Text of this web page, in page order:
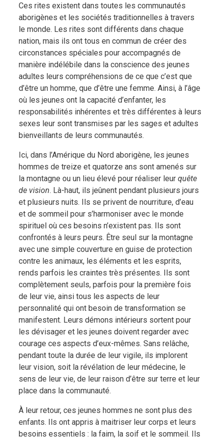
Ces rites existent dans toutes les communautés
aborigènes et les sociétés traditionnelles à travers
le monde. Les rites sont différents dans chaque
nation, mais ils ont tous en commun de créer des
circonstances spéciales pour accompagnés de
manière indélébile dans la conscience des jeunes
adultes leurs compréhensions de ce que c’est que
d’être un homme, que d’être une femme. Ainsi, à l’âge
où les jeunes ont la capacité d’enfanter, les
responsabilités inhérentes et très différentes à leurs
sexes leur sont transmises par les sages et adultes
bienveillants de leurs communautés.
Ici, dans l’Amérique du Nord aborigène, les jeunes
hommes de treize et quatorze ans sont amenés sur
la montagne ou un lieu élevé pour réaliser leur quête
de vision. Là-haut, ils jeûnent pendant plusieurs jours
et plusieurs nuits. Ils se privent de nourriture, d’eau
et de sommeil pour s’harmoniser avec le monde
spirituel où ces besoins n’existent pas. Ils sont
confrontés à leurs peurs. Être seul sur la montagne
avec une simple couverture en guise de protection
contre les animaux, les éléments et les esprits,
rends parfois les craintes très présentes. Ils sont
complètement seuls, parfois pour la première fois
de leur vie, ainsi tous les aspects de leur
personnalité qui ont besoin de transformation se
manifestent. Leurs démons intérieurs sortent pour
les dévisager et les jeunes doivent regarder avec
courage ces aspects d’eux-mêmes. Sans relâche,
pendant toute la durée de leur vigile, ils implorent
leur vision, soit la révélation de leur médecine, le
sens de leur vie, de leur raison d’être sur terre et leur
place dans la communauté.
À leur retour, ces jeunes hommes ne sont plus des
enfants. Ils ont appris à maitriser leur corps et leurs
besoins essentiels : la faim, la soif et le sommeil. Ils